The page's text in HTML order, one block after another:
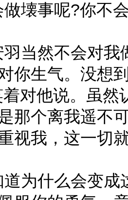
壊事呢?你不
当然不会对我
你生气。没想
对他说。虽然
那个离我遥不
视我，这一切
为什么会变成